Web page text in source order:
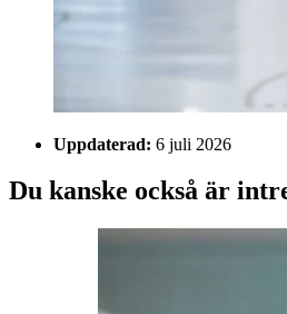
Uppdaterad: 6 juli 2026
Du kanske också är